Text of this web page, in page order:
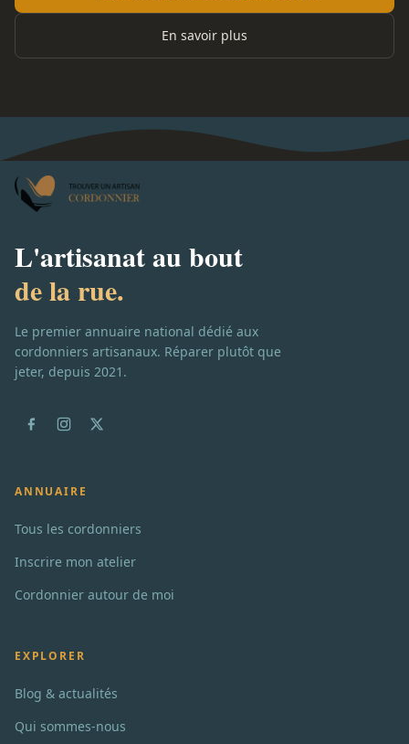
En savoir plus
L'artisanat au bout
de la rue.
Le premier annuaire national dédié aux
cordonniers artisanaux. Réparer plutôt que
jeter, depuis 2021.
ANNUAIRE
Tous les cordonniers
Inscrire mon atelier
Cordonnier autour de moi
EXPLORER
Blog & actualités
Qui sommes-nous